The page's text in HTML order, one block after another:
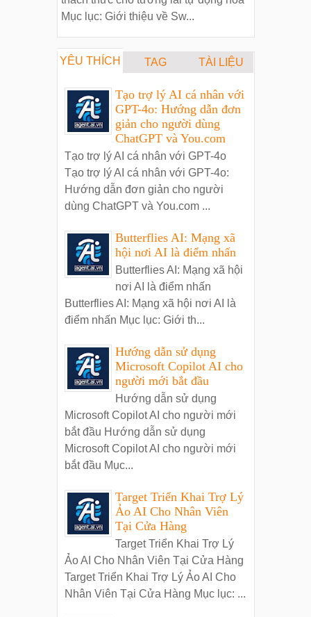
Mục lục: Giới thiệu về Sw...
YÊU THÍCH TAG TÀI LIỆU
Tạo trợ lý AI cá nhân với
GPT-4o: Hướng dẫn đơn
giản cho người dùng
ChatGPT và You.com
Tạo trợ lý AI cá nhân với GPT-4o
Tạo trợ lý AI cá nhân với GPT-4o:
Hướng dẫn đơn giản cho người
dùng ChatGPT và You.com ...
Butterflies AI: Mạng xã
hội nơi AI là điểm nhấn
Butterflies AI: Mạng xã hội
nơi AI là điểm nhấn
Butterflies AI: Mạng xã hội nơi AI là
điểm nhấn Mục lục: Giới th...
Hướng dẫn sử dụng
Microsoft Copilot AI cho
người mới bắt đầu
Hướng dẫn sử dụng
Microsoft Copilot AI cho người mới
bắt đầu Hướng dẫn sử dụng
Microsoft Copilot AI cho người mới
bắt đầu Mục...
Target Triển Khai Trợ Lý
Ảo AI Cho Nhân Viên
Tại Cửa Hàng
Target Triển Khai Trợ Lý
Ảo AI Cho Nhân Viên Tại Cửa Hàng
Target Triển Khai Trợ Lý Ảo AI Cho
Nhân Viên Tại Cửa Hàng Mục lục: ...